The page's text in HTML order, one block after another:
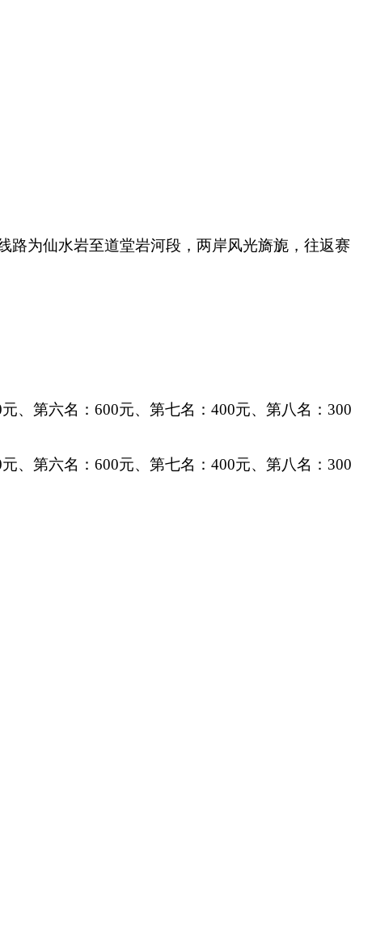
路为仙水岩至道堂岩河段，两岸风光旖旎，往返赛
、 第六名： 600元、 第七名： 400元、 第八名： 300
、 第六名： 600元、 第七名： 400元、 第八名： 300